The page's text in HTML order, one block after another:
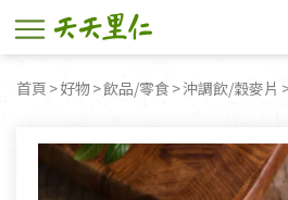
首頁 好物 飲品/零食 沖調飲/穀麥片